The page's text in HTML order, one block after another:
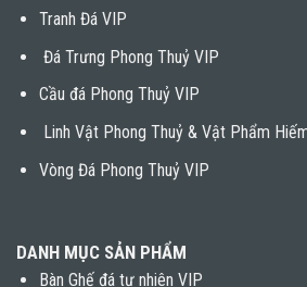
Tranh Đá VIP
Đá Trưng Phong Thuỷ VIP
Cầu đá Phong Thuỷ VIP
Linh Vật Phong Thuỷ & Vật Phẩm
Vòng Đá Phong Thuỷ VIP
DANH MỤC SẢN PHẨM
Bàn Ghế đá tự nhiên VIP